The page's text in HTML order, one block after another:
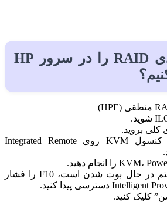
چگونه پیکربندی RAID را در سرور HP
کلی بروید.
برای راه اندازی کنسول KVM روی Integrated Remote
در حالی که سیستم در حال بوت شدن است، F10 را فشار
کلیک کنید.